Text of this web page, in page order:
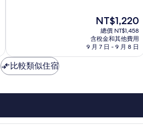
好，
222
則
論
現
在
價
格
為
NT$1,220
總價 NT$1,458
含稅金和其他費用
9 月 7 日 - 9 月 8 日
比較類似住宿